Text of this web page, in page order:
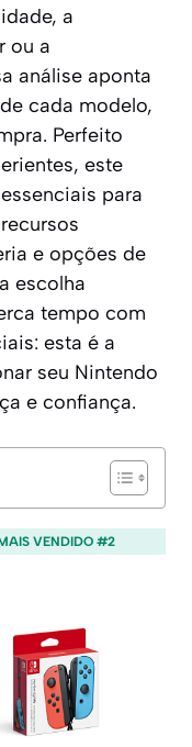
a
ou a
análise aponta
cada modelo,
Perfeito
este
para
e opções de
escolha
tempo com
esta é a
seu Nintendo
e confiança.
VENDIDO #2